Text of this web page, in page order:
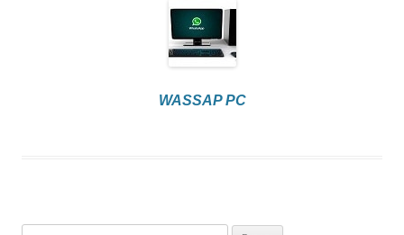
WASSAP PC